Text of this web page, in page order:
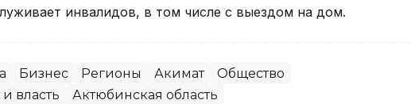
инвалидов, в том числе с выездом на дом.
Бизнес Регионы Акимат
Общество
власть
Актюбинская область